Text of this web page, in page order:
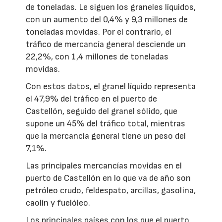
de toneladas. Le siguen los graneles líquidos,
con un aumento del 0,4% y 9,3 millones de
toneladas movidas. Por el contrario, el
tráfico de mercancía general desciende un
22,2%, con 1,4 millones de toneladas
movidas.
Con estos datos, el granel líquido representa
el 47,9% del tráfico en el puerto de
Castellón, seguido del granel sólido, que
supone un 45% del tráfico total, mientras
que la mercancía general tiene un peso del
7,1%.
Las principales mercancías movidas en el
puerto de Castellón en lo que va de año son
petróleo crudo, feldespato, arcillas, gasolina,
caolín y fuelóleo.